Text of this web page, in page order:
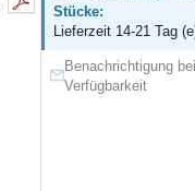
Stücke:
Lieferzeit 14-21 Tag
Benachrichtigung bei
Verfügbarkeit